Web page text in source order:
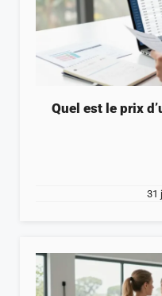
Quel est le prix
31